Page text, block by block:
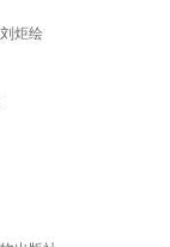
炬绘